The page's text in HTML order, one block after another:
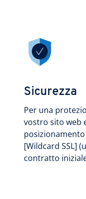
Sicurezza
Per una
vostro sito web
[Wildcard SSL]
contratto